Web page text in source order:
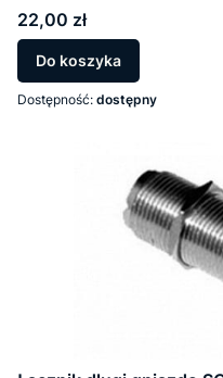
Cena
22,00 zł
Do koszyka
Dostępność: dostępny